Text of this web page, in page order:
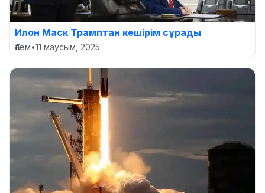
Илон Маск Трамптан кешірім сұрады
Әлем•11 маусым, 2025